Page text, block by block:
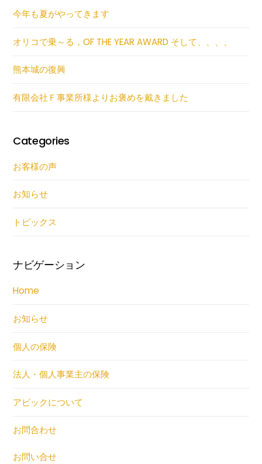
今年も夏がやってきます
オリコで乗～る，OF THE YEAR AWARD そして、、、、
熊本城の復興
有限会社Ｆ事業所様よりお褒めを戴きました
Categories
お客様の声
お知らせ
トピックス
ナビゲーション
Home
お知らせ
個人の保険
法人・個人事業主の保険
アピックについて
お問合わせ
お問い合せ